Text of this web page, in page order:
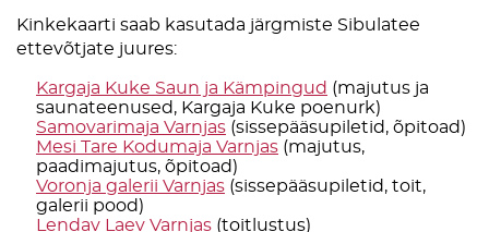
Kinkekaarti saab kasutada järgmiste Sibulatee
ettevõtjate juures:
Kargaja Kuke Saun ja Kämpingud (majutus ja
saunateenused, Kargaja Kuke poenurk)
Samovarimaja Varnjas (sissepääsupiletid, õpitoad)
Mesi Tare Kodumaja Varnjas (majutus,
paadimajutus, õpitoad)
Voronja galerii Varnjas (sissepääsupiletid, toit,
galerii pood)
Lendav Laev Varnjas (toitlustus)